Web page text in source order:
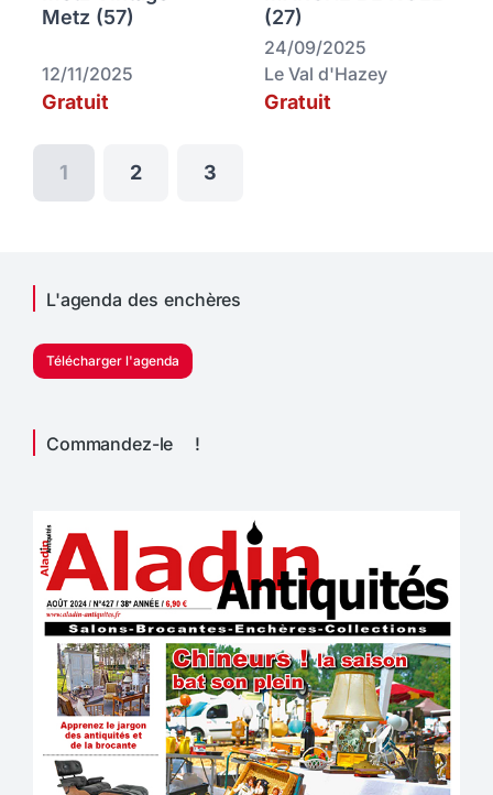
Metz (57)
12/11/2025
Gratuit
(27)
24/09/2025
Le Val d'Hazey
Gratuit
1 2 3
L'agenda des enchères
Télécharger l'agenda
Commandez-le !